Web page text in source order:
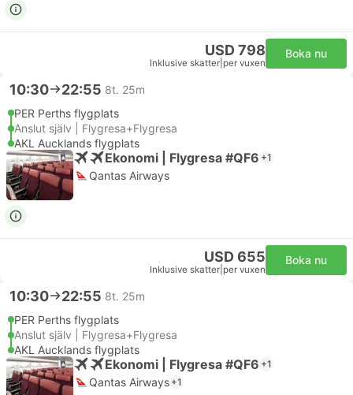
USD 798
Inklusive skatter per vuxen
Boka nu
10:30 22:55 8t. 25m
PER Perths flygplats
Anslut själv | Flygresa+Flygresa
AKL Aucklands flygplats
Ekonomi | Flygresa #QF6 +1
Qantas Airways
USD 655
Inklusive skatter per vuxen
Boka nu
10:30 22:55 8t. 25m
PER Perths flygplats
Anslut själv | Flygresa+Flygresa
AKL Aucklands flygplats
Ekonomi | Flygresa #QF6 +1
Qantas Airways +1